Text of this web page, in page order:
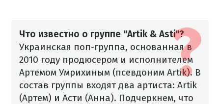
Что известно о группе "Artik & Asti"?
Украинская поп-группа, основанная в
2010 году продюсером и исполнителем
Артемом Умрихиным (псевдоним Artik). В
состав группы входят два артиста: Artik
(Артем) и Асти (Анна). Подчеркнем, что